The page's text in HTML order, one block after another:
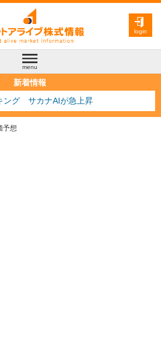
login
menu
新着情報
ング サカナAIが急上昇
9日更新
更新
月3日更新
予想